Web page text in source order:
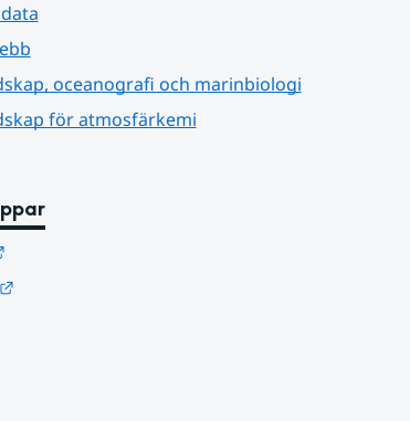
oceanografi och marinbiologi
för atmosfärkemi
Länk till annan webbplats.
Länk till annan webbplats.